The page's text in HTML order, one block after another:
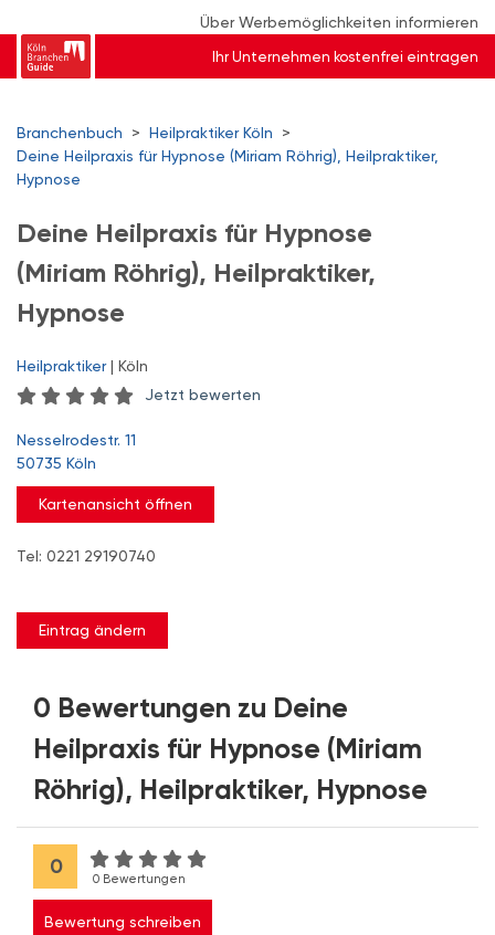
Über Werbemöglichkeiten informieren
Ihr Unternehmen kostenfrei eintragen
Branchenbuch > Heilpraktiker Köln
>
Deine Heilpraxis für Hypnose (Miriam Röhrig), Heilpraktiker,
Hypnose
Deine Heilpraxis für Hypnose
(Miriam Röhrig), Heilpraktiker,
Hypnose
Heilpraktiker| Köln
Jetzt bewerten
Nesselrodestr. 11
50735 Köln
Kartenansicht öffnen
Tel: 0221 29190740
Eintrag ändern
0 Bewertungen zu Deine
Heilpraxis für Hypnose (Miriam
Röhrig), Heilpraktiker, Hypnose
0
0 Bewertungen
Bewertung schreiben